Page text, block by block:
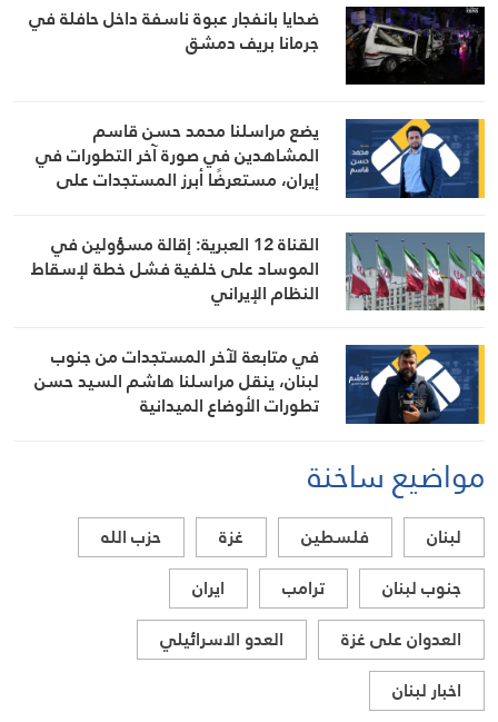
ضحايا بانفجار عبوة ناسفة داخل حافلة في
جرمانا بريف دمشق
يضع مراسلنا محمد حسن قاسم
المشاهدين في صورة آخر التطورات في
إيران، مستعرضًا أبرز المستجدات على
المواقف الرسمية وأبرز التطورات ذات
الصلة بالشأنين الداخلي والإقليمي
القناة 12 العبرية: إقالة مسؤولين في
الموساد على خلفية فشل خطة لإسقاط
النظام الإيراني
في متابعة لآخر المستجدات من جنوب
لبنان، ينقل مراسلنا هاشم السيد حسن
تطورات الأوضاع الميدانية
مواضيع ساخنة
لبنان فلسطين غزة
حزب الله
جنوب لبنان
ترامب
ايران
العدوان على غزة
العدو الاسرائيلي
اخبار لبنان